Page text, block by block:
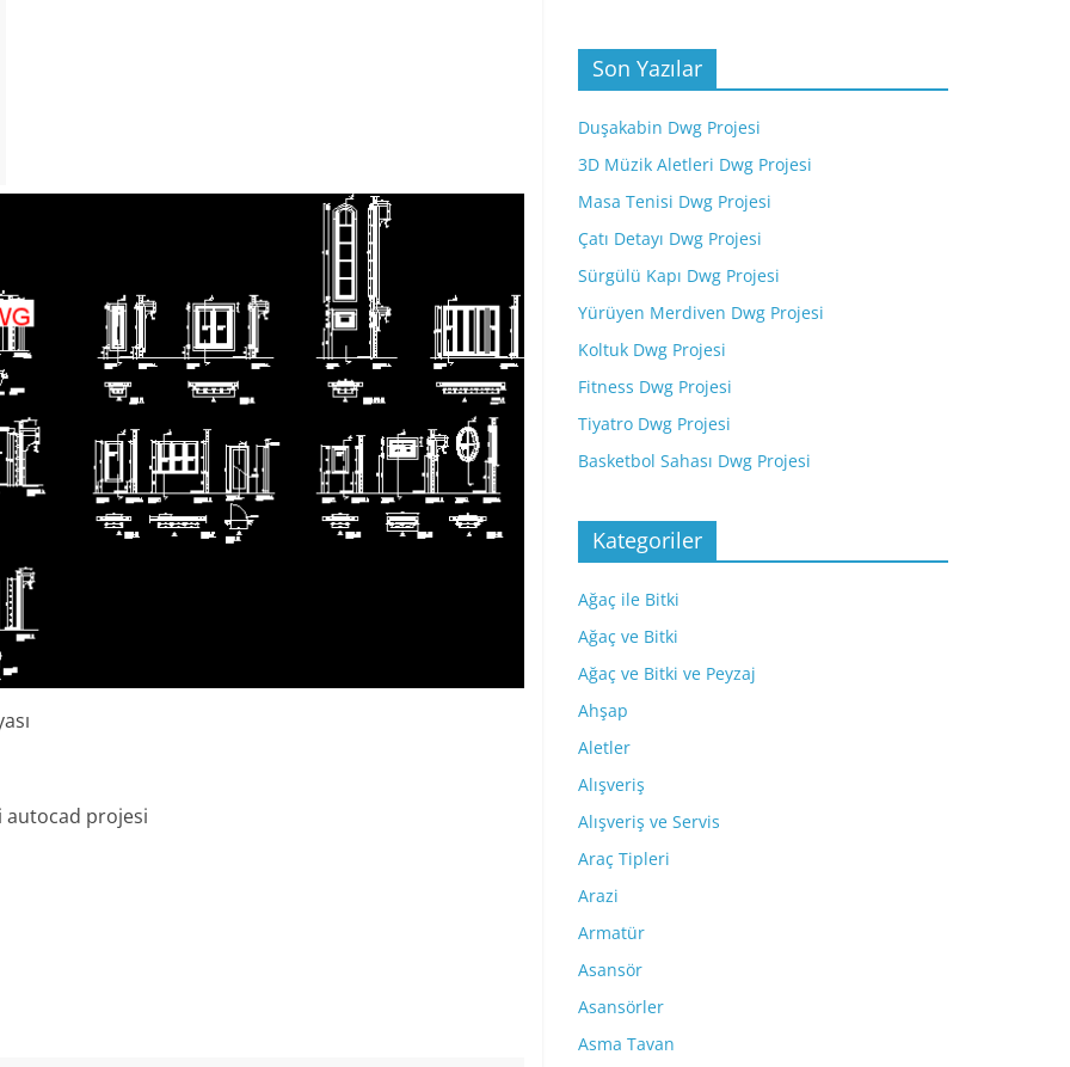
autocad projesi
Son Yazılar
Duşakabin Dwg Projesi
3D Müzik Aletleri Dwg Projesi
Masa Tenisi Dwg Projesi
Çatı Detayı Dwg Projesi
Sürgülü Kapı Dwg Projesi
Yürüyen Merdiven Dwg Projesi
Koltuk Dwg Projesi
Fitness Dwg Projesi
Tiyatro Dwg Projesi
Basketbol Sahası Dwg Projesi
Kategoriler
Ağaç ile Bitki
Ağaç ve Bitki
Ağaç ve Bitki ve Peyzaj
Ahşap
Aletler
Alışveriş
Alışveriş ve Servis
Araç Tipleri
Arazi
Armatür
Asansör
Asansörler
Asma Tavan